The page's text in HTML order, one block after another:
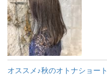
オススメ♪秋のオトナショート